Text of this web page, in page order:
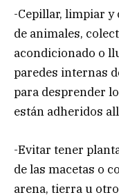
-Cepillar, limpiar y
de animales,
acondicionado o
paredes internas
para desprender
están adheridos
-Evitar tener
de las macetas o
arena, tierra u